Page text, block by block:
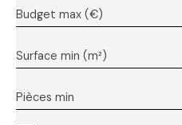
Budget max (€)
Surface min (m²)
Pièces min